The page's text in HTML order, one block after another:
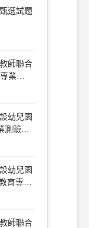
選試題
師聯合
業
幼兒園
測驗
幼兒園
育專業
師聯合